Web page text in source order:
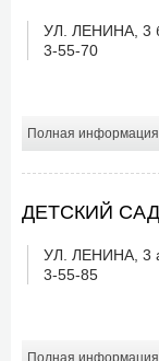
УЛ. ЛЕНИНА, 3
3-55-70
Полная информация
ДЕТСКИЙ САД
УЛ. ЛЕНИНА, 3
3-55-85
Полная информация